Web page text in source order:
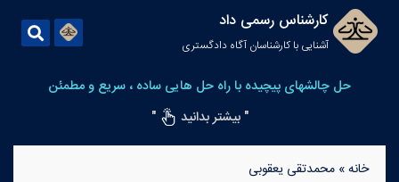
کارشناس رسمی داد
آشنایی با کارشناسان آگاه دادگستری
حل چالشهای پیچیده با راه حل هایی ساده ، سریع و مطمئن
" بیشتر بدانید
"
خانه» محمدتقی یعقوبی